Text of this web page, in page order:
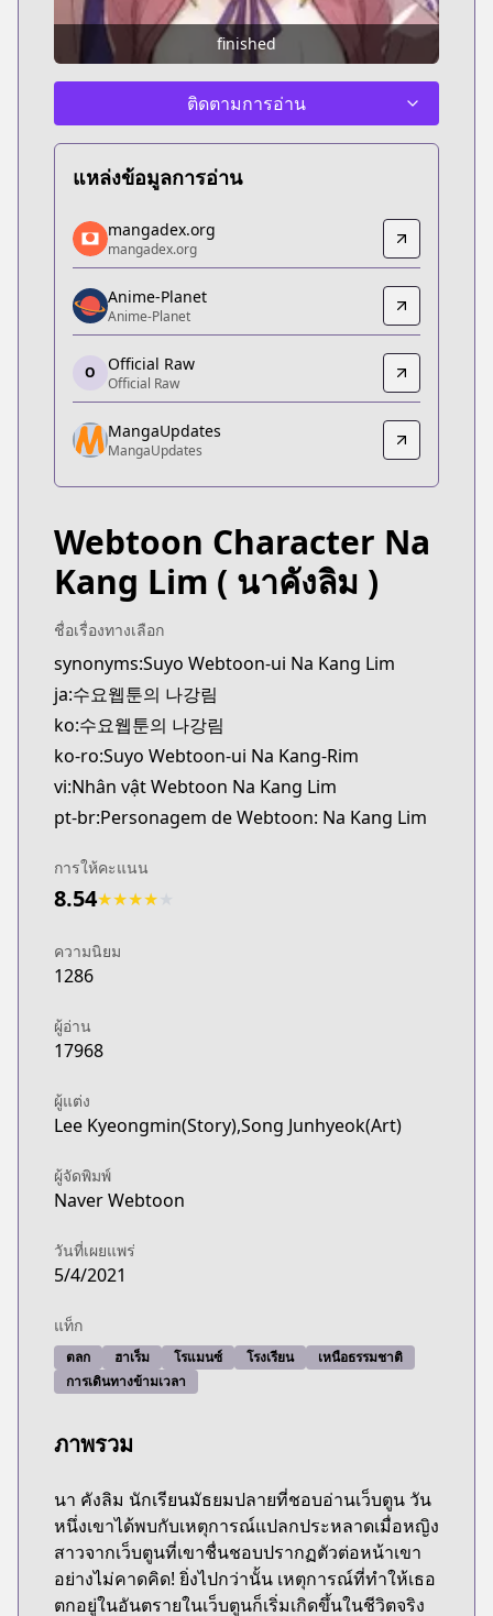
finished
ติดตามการอ่าน
แหล่งข้อมูลการอ่าน
mangadex.org
mangadex.org
https://mangadex.org/title/38f386ce-f2dc-4f2b-
Anime-Planet
Anime-Planet
https://www.anime-planet.com/manga/webtoon-
Official Raw
Official Raw
https://comic.naver.com/webtoon/
MangaUpdates
MangaUpdates
mangadex.org
mangadex.org
Anime-Planet
Anime-Planet
O Official Raw
Official Raw
MangaUpdates
MangaUpdates
Webtoon Character Na
Kang Lim ( นาคังลิม )
ชื่อเรื่องทางเลือก
synonyms:Suyo Webtoon-ui Na Kang Lim
ja:수요웹툰의 나강림
ko:수요웹툰의 나강림
ko-ro:Suyo Webtoon-ui Na Kang-Rim
vi:Nhân vật Webtoon Na Kang Lim
pt-br:Personagem de Webtoon: Na Kang Lim
การให้คะแนน
8.54★★★★
ความนิยม
1286
ผู้อ่าน
17968
ผู้แต่ง
Lee Kyeongmin(Story),Song Junhyeok(Art)
ผู้จัดพิมพ์
Naver Webtoon
วันที่เผยแพร่
5/4/2021
แท็ก
ตลก ฮาเร็ม โรแมนซ์ โรงเรียน
เหนือธรรมชาติ
การเดินทางข้ามเวลา
ภาพรวม
นา คังลิม นักเรียนมัธยมปลายที่ชอบอ่านเว็บตูน วัน
หนึ่งเขาได้พบกับเหตุการณ์แปลกประหลาดเมื่อหญิง
สาวจากเว็บตูนที่เขาชื่นชอบปรากฏตัวต่อหน้าเขา
อย่างไม่คาดคิด! ยิ่งไปกว่านั้น เหตุการณ์ที่ทำให้เธอ
ตกอยู่ในอันตรายในเว็บตูนก็เริ่มเกิดขึ้นในชีวิตจริง